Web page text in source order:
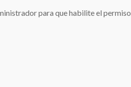
para que habilite el permiso